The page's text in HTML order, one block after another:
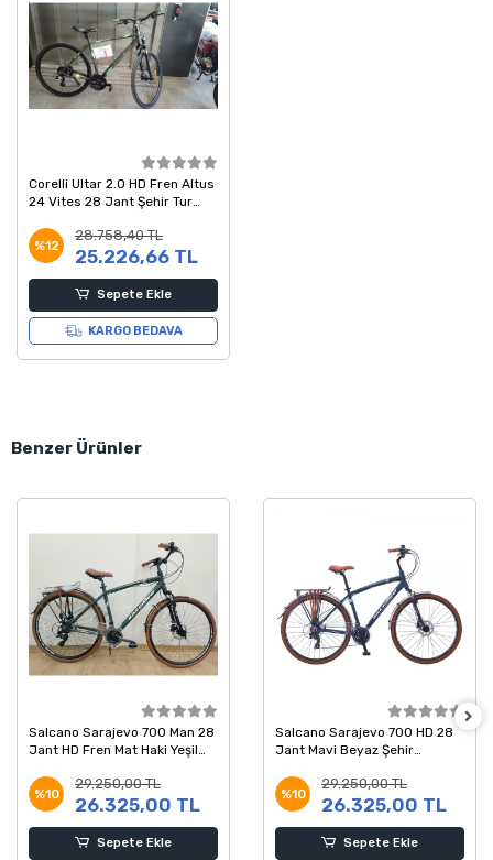
Corelli Ultar 2.0 HD Fren Altus
24 Vites 28 Jant Şehir Tur
%12
28.758,40 TL
25.226,66 TL
Sepete Ekle
KARGO BEDAVA
Benzer Ürünler
Salcano Sarajevo 700 Man 28
Jant HD Fren Mat Haki Yeşil
%10
29.250,00 TL
26.325,00 TL
Sepete Ekle
Salcano Sarajevo 700 HD 28
Jant Mavi Beyaz Şehir
%10
29.250,00 TL
26.325,00 TL
Sepete Ekle